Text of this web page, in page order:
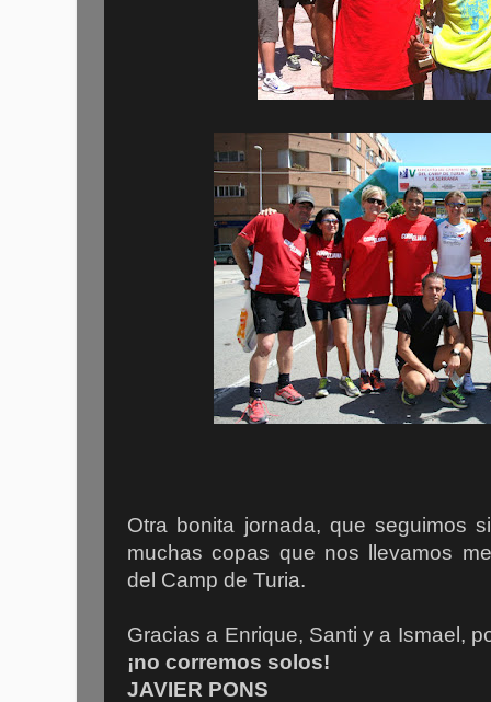
Otra bonita jornada, que seguimos
muchas copas que nos llevamos
del Camp de Turia.
Gracias a Enrique, Santi y a Ismael,
¡no corremos solos!
JAVIER PONS